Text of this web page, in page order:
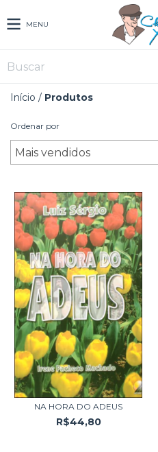
MENU
Início / Produtos
Ordenar por
NA HORA DO ADEUS
R$44,80